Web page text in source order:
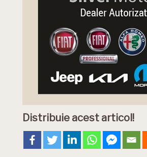
Distribuie acest articol!